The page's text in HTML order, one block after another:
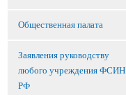
Общественная палата
Заявления руководству
любого учреждения ФСИН
РФ